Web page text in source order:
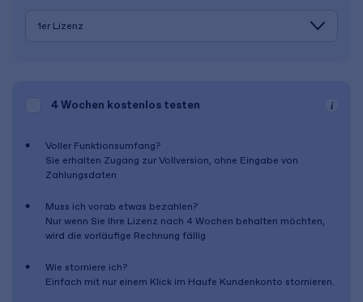
4 Wochen kostenlos testen
Voller Funktionsumfang?
Sie erhalten Zugang zur Vollversion, ohne Eingabe von
Zahlungsdaten
Muss ich vorab etwas bezahlen?
Nur wenn Sie Ihre Lizenz nach 4 Wochen behalten möchten,
wird die vorläufige Rechnung fällig
Wie storniere ich?
Einfach mit nur einem Klick im Haufe Kundenkonto stornieren.